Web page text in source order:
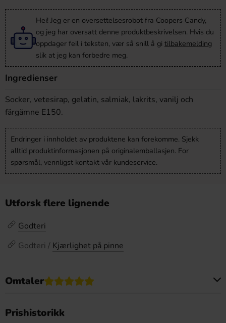
Hei! Jeg er en oversettelsesrobot fra Coopers Candy,
og jeg har oversatt denne produktbeskrivelsen. Hvis du
oppdager feil i teksten, vær så snill å gi tilbakemelding
slik at jeg kan forbedre meg.
Ingredienser
Socker, vetesirap, gelatin, salmiak, lakrits, vanilj och
färgämne E150.
Endringer i innholdet av produktene kan forekomme. Sjekk
alltid produktinformasjonen på originalemballasjen. For
spørsmål, vennligst kontakt vår kundeservice.
Utforsk flere lignende
Godteri
Godteri / Kjærlighet på pinne
Omtaler
Prishistorikk